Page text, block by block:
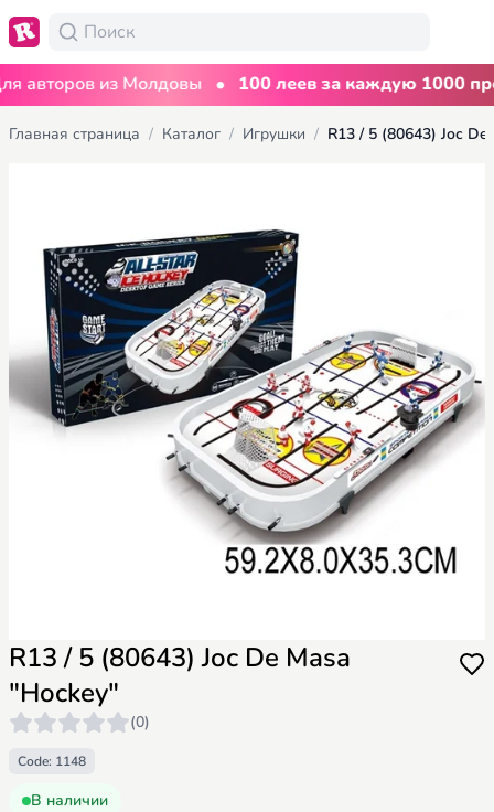
из Молдовы • 100 леев за каждую 1000
Главная страница / Каталог / Игрушки /
R13 / 5 (80643) Joc De Masa
"Hockey"
(0)
Code: 1148
В наличии